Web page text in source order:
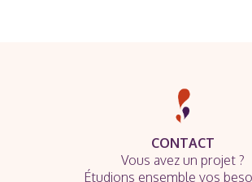
CONTACT
Vous avez un projet ?
Étudions ensemble vos